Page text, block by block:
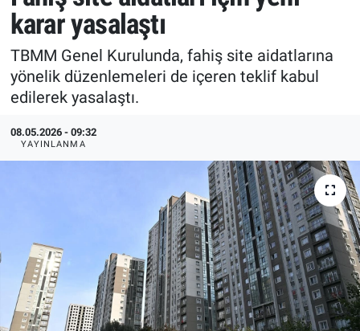
karar yasalaştı
TBMM Genel Kurulunda, fahiş site aidatlarına
yönelik düzenlemeleri de içeren teklif kabul
edilerek yasalaştı.
08.05.2026 - 09:32
YAYINLANMA
Ekonomi
Trend
Yazarlar
Spor
Ekonomi
Medya
Erişim Bilgileri
Sağlık
Tüm Manşetler
Son Dakika Haberleri